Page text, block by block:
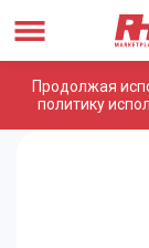
Продолжая
политику
Главная/УЗИ
Signature 20